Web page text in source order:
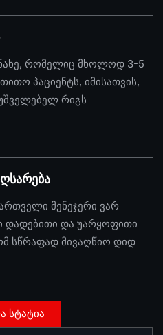
რომელიც მხოლოდ 3-5
პაციენტს, იმისათვის,
რიგს
მენეჯერი ვარ
დადებითი და უარყოფითი
სწრაფად მივაღწიო დიდ
სტატია